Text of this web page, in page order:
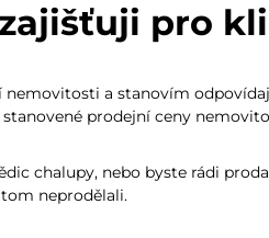
pro
a stanovím
prodejní ceny
chalupy, nebo byste rádi
neprodělali.